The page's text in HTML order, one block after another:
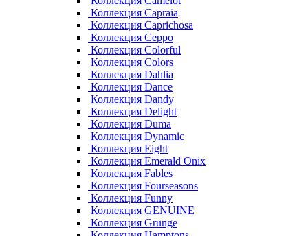
Коллекция Capraia
Коллекция Caprichosa
Коллекция Ceppo
Коллекция Colorful
Коллекция Colors
Коллекция Dahlia
Коллекция Dance
Коллекция Dandy
Коллекция Delight
Коллекция Duma
Коллекция Dynamic
Коллекция Eight
Коллекция Emerald Onix
Коллекция Fables
Коллекция Fourseasons
Коллекция Funny
Коллекция GENUINE
Коллекция Grunge